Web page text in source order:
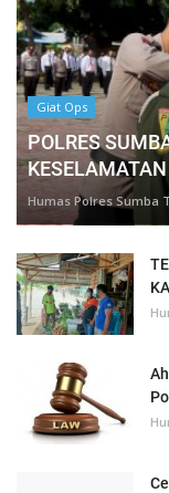
Giat Ops
POLRES
Humas Polres Sumba